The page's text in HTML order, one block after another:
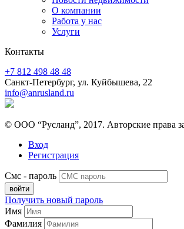
О компании
Работа у нас
Услуги
Контакты
+7 812 498 48 48
Санкт-Петербург, ул. Куйбышева, 22
info@anrusland.ru
© ООО “Русланд”, 2017. Авторские права
Вход
Регистрация
Смс - пароль
Получить новый пароль
Имя
Фамилия